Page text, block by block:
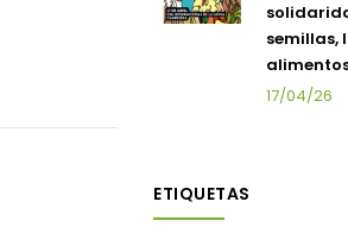
semillas,
17/04/26
ETIQUETAS